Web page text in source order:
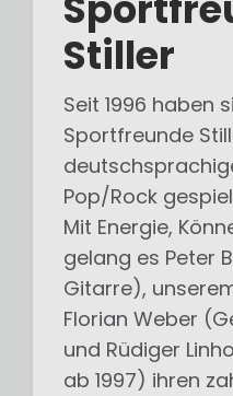
Stiller
Seit 1996 haben
Sportfreunde
Pop/Rock
Mit Energie,
gelang es Peter
Gitarre),
Florian Weber
und Rüdiger
ab 1997) ihren